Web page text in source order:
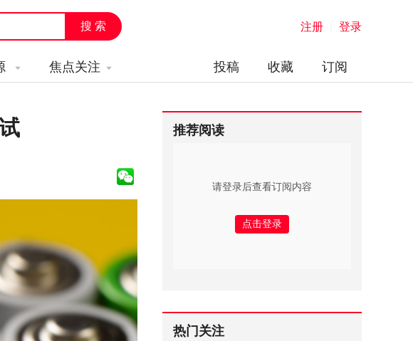
注册 登录
焦点关注 订阅
收藏
投稿
推荐阅读
请登录后查看订阅内容
热门关注